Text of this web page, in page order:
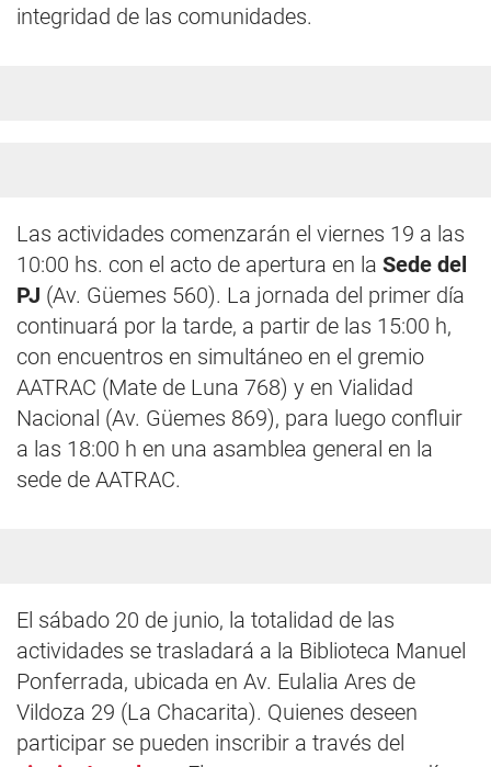
integridad de las comunidades.
Las actividades comenzarán el viernes 19 a las
10:00 hs. con el acto de apertura en la Sede del
PJ (Av. Güemes 560). La jornada del primer día
continuará por la tarde, a partir de las 15:00 h,
con encuentros en simultáneo en el gremio
AATRAC (Mate de Luna 768) y en Vialidad
Nacional (Av. Güemes 869), para luego confluir
a las 18:00 h en una asamblea general en la
sede de AATRAC.
El sábado 20 de junio, la totalidad de las
actividades se trasladará a la Biblioteca Manuel
Ponferrada, ubicada en Av. Eulalia Ares de
Vildoza 29 (La Chacarita). Quienes deseen
participar se pueden inscribir a través del